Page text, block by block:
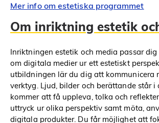
Mer info om estetiska programmet
Om inriktning estetik
Inriktningen estetik och media passar
om digitala medier ur ett estetiskt
utbildningen lär du dig att kommunicera
verktyg. Ljud, bilder och berättande står i
kommer att få uppleva, tolka och
uttryck ur olika perspektiv samt möta,
digitala produkter. Du får möjlighet att